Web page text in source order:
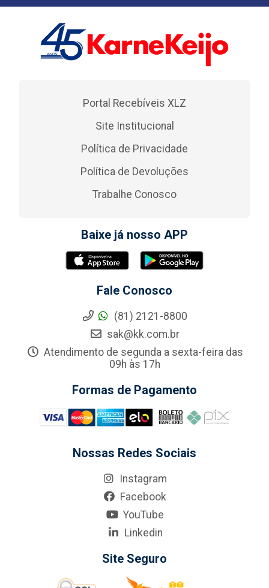
Portal Recebíveis XLZ
Site Institucional
Política de Privacidade
Política de Devoluções
Trabalhe Conosco
Baixe já nosso APP
Fale Conosco
(81) 2121-8800
sak@kk.com.br
Atendimento de segunda a sexta-feira das
09h às 17h
Formas de Pagamento
Nossas Redes Sociais
Instagram
Facebook
YouTube
Linkedin
Site Seguro